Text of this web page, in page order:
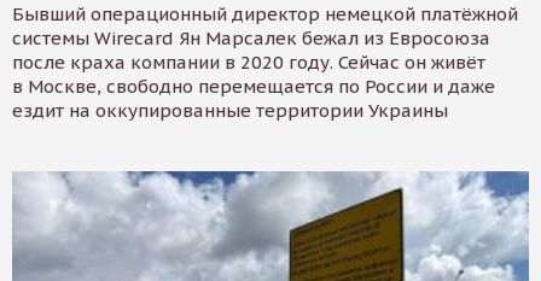
Бывший операционный директор немецкой платёжной
системы Wirecard Ян Марсалек бежал из Евросоюза
после краха компании в 2020 году. Сейчас он живёт
в Москве, свободно перемещается по России и даже
ездит на оккупированные территории Украины